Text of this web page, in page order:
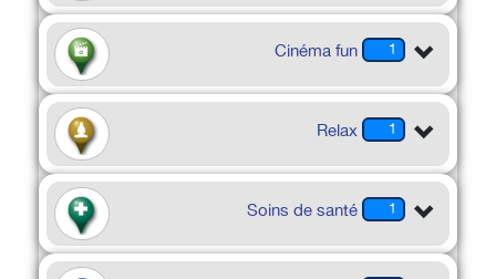
1
Cinéma fun
1
Relax
1
Soins de santé